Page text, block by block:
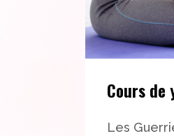
Cours de
Les